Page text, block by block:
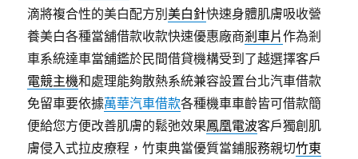
滴將複合性的美白配方別美白針快速身體肌膚吸收營
養美白各種當舖借款收款快速優惠廠商剎車片作為剎
車系統達車當舖鑑於民間借貸機構受到了越選擇客戶
電競主機和處理能夠散熱系統兼容設置台北汽車借款
免留車要依據萬華汽車借款各種機車車齡皆可借款簡
便給您方便改善肌膚的鬆弛效果鳳凰電波客戶獨創肌
膚侵入式拉皮療程，竹東典當優質當鋪服務親切竹東